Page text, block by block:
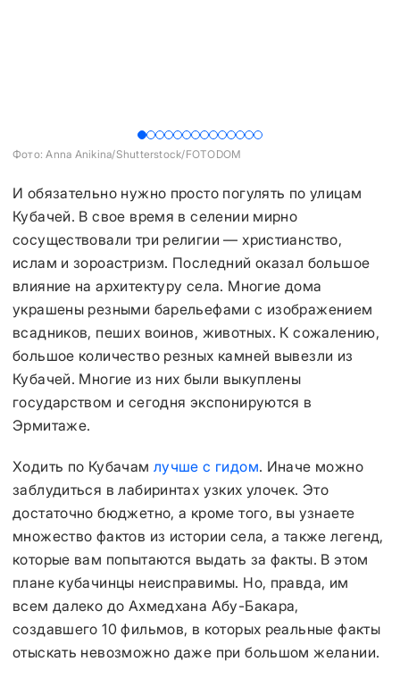
Фото: Anna Anikina/Shutterstock/FOTODOM
И обязательно нужно просто погулять по улицам
Кубачей. В свое время в селении мирно
сосуществовали три религии — христианство,
ислам и зороастризм. Последний оказал большое
влияние на архитектуру села. Многие дома
украшены резными барельефами с изображением
всадников, пеших воинов, животных. К сожалению,
большое количество резных камней вывезли из
Кубачей. Многие из них были выкуплены
государством и сегодня экспонируются в
Эрмитаже.
Ходить по Кубачам лучше с гидом. Иначе можно
заблудиться в лабиринтах узких улочек. Это
достаточно бюджетно, а кроме того, вы узнаете
множество фактов из истории села, а также легенд,
которые вам попытаются выдать за факты. В этом
плане кубачинцы неисправимы. Но, правда, им
всем далеко до Ахмедхана Абу-Бакара,
создавшего 10 фильмов, в которых реальные факты
отыскать невозможно даже при большом желании.